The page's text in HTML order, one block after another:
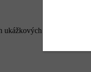
ukážkových video kurzov